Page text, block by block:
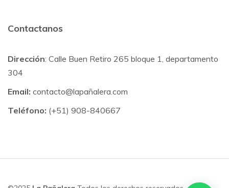
Contactanos
Dirección: Calle Buen Retiro 265 bloque 1, departamento
304
Email: contacto@lapañalera.com
Teléfono: (+51) 908-840667